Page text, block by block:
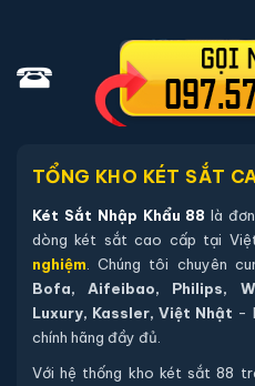
còn hàng chúng tôi sẽ
thể qua xem trực tiếp,
nhập khẩu 88 sẽ báo lại
Sản phẩm cùng
Khám phá thêm các mẫu
so sánh kích thước, công
hàng.
TỔNG KHO KÉT SẮT
Két Sắt Nhập Khẩu 88 là
dòng két sắt cao cấp tại
nghiệm . Chúng tôi chuyên
Bofa, Aifeibao, Philips,
Luxury, Kassler, Việt Nhật -
chính hãng đầy đủ.
Với hệ thống kho két sắt 88